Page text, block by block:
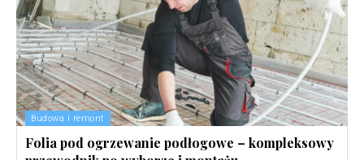
Budowa i remont
Folia pod ogrzewanie podłogowe – kompleksowy